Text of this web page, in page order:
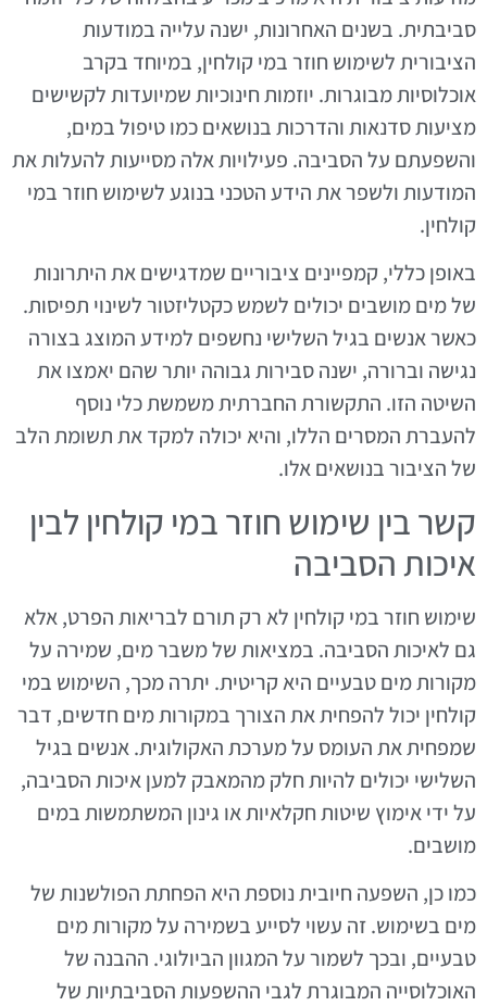
סביבתית. בשנים האחרונות, ישנה עלייה במודעות
הציבורית לשימוש חוזר במי קולחין, במיוחד בקרב
אוכלוסיות מבוגרות. יוזמות חינוכיות שמיועדות לקשישים
מציעות סדנאות והדרכות בנושאים כמו טיפול במים,
והשפעתם על הסביבה. פעילויות אלה מסייעות להעלות את
המודעות ולשפר את הידע הטכני בנוגע לשימוש חוזר במי
קולחין.
באופן כללי, קמפיינים ציבוריים שמדגישים את היתרונות
של מים מושבים יכולים לשמש כקטליזטור לשינוי תפיסות.
כאשר אנשים בגיל השלישי נחשפים למידע המוצג בצורה
נגישה וברורה, ישנה סבירות גבוהה יותר שהם יאמצו את
השיטה הזו. התקשורת החברתית משמשת כלי נוסף
להעברת המסרים הללו, והיא יכולה למקד את תשומת הלב
של הציבור בנושאים אלו.
קשר בין שימוש חוזר במי קולחין לבין
איכות הסביבה
שימוש חוזר במי קולחין לא רק תורם לבריאות הפרט, אלא
גם לאיכות הסביבה. במציאות של משבר מים, שמירה על
מקורות מים טבעיים היא קריטית. יתרה מכך, השימוש במי
קולחין יכול להפחית את הצורך במקורות מים חדשים, דבר
שמפחית את העומס על מערכת האקולוגית. אנשים בגיל
השלישי יכולים להיות חלק מהמאבק למען איכות הסביבה,
על ידי אימוץ שיטות חקלאיות או גינון המשתמשות במים
מושבים.
כמו כן, השפעה חיובית נוספת היא הפחתת הפולשנות של
מים בשימוש. זה עשוי לסייע בשמירה על מקורות מים
טבעיים, ובכך לשמור על המגוון הביולוגי. ההבנה של
האוכלוסייה המבוגרת לגבי ההשפעות הסביבתיות של